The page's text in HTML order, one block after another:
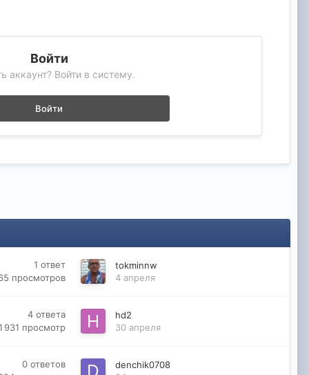
Войти
аккаунт? Войти в систему.
Войти
1 ответ
просмотров
tokminnw
4 апреля
4 ответа
931 просмотр
hd2
30 апреля
0 ответов
denchik0708